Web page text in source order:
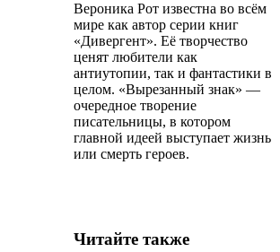
Вероника Рот известна во всём
мире как автор серии книг
«Дивергент». Её творчество
ценят любители как
антиутопии, так и фантастики в
целом. «Вырезанный знак» —
очередное творение
писательницы, в котором
главной идеей выступает жизнь
или смерть героев.
Читайте также